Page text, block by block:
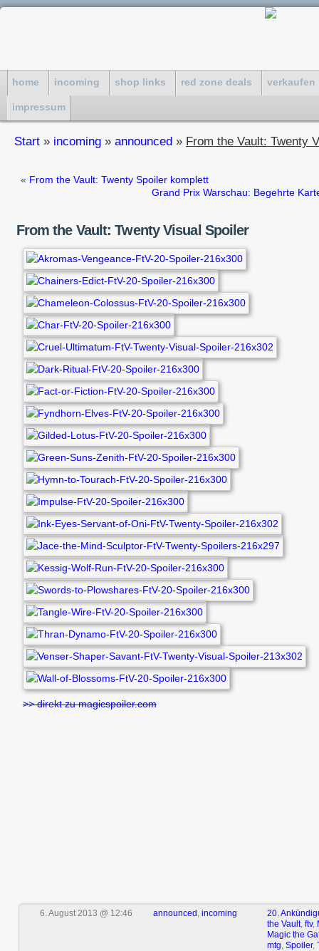
home incoming shop links red zone deals verkaufen
impressum
Start » incoming » announced » From the Vault: Twenty
« From the Vault: Twenty Spoiler komplett
Grand Prix Warschau: Begehrte
From the Vault: Twenty Visual Spoiler
>> direkt zu magicspoiler.com
6. August 2013 @ 12:46 announced ,incoming 20,
the Vault, ftv,
Magic the
mtg, Spoiler,